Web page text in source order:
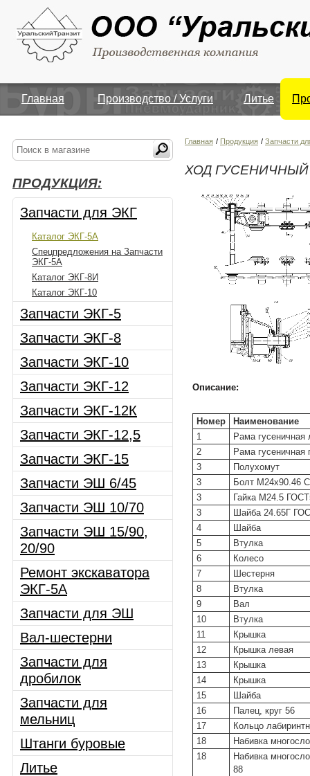
Главная Производство / Услуги Литье
ПРОДУКЦИЯ:
Запчасти для ЭКГ
Каталог ЭКГ-5А
Спецпредложения на Запчасти
ЭКГ-5А
Каталог ЭКГ-8И
Каталог ЭКГ-10
Запчасти ЭКГ-5
Запчасти ЭКГ-8
Запчасти ЭКГ-10
Запчасти ЭКГ-12
Запчасти ЭКГ-12К
Запчасти ЭКГ-12,5
Запчасти ЭКГ-15
Запчасти ЭШ 6/45
Запчасти ЭШ 10/70
Запчасти ЭШ 15/90,
20/90
Ремонт экскаватора
ЭКГ-5А
Запчасти для ЭШ
Вал-шестерни
Запчасти для
дробилок
Запчасти для
мельниц
Штанги буровые
Литье
Главная / Продукция / Запчасти
ХОД ГУСЕНИЧНЫЙ
Описание:
Номер
Наименование
1
Рама гусеничная
2
Рама гусеничная
3
Полухомут
3
Болт М24х90.46
3
Гайка М24.5
3
Шайба 24.65Г
4
Шайба
5
Втулка
6
Колесо
7
Шестерня
8
Втулка
9
Вал
10
Втулка
11
Крышка
12
Крышка левая
13
Крышка
14
Крышка
15
Шайба
16
Палец, круг 56
17
Кольцо
18
Набивка
18
Набивка
88